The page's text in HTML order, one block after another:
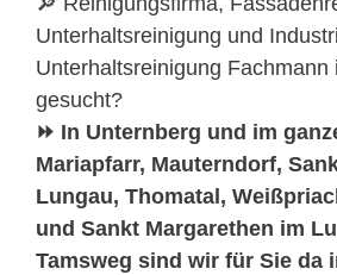
Unterhaltsreinigung und
Unterhaltsreinigung Fachmann
gesucht?
⏩ In Unternberg und im
Mariapfarr, Mauterndorf,
Lungau, Thomatal,
und Sankt Margarethen im
Tamsweg sind wir für Sie da